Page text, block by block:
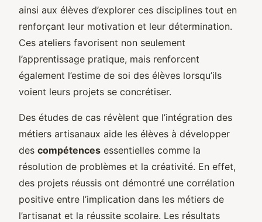
ainsi aux élèves d’explorer ces disciplines tout en
renforçant leur motivation et leur détermination.
Ces ateliers favorisent non seulement
l’apprentissage pratique, mais renforcent
également l’estime de soi des élèves lorsqu’ils
voient leurs projets se concrétiser.
Des études de cas révèlent que l’intégration des
métiers artisanaux aide les élèves à développer
des compétences essentielles comme la
résolution de problèmes et la créativité. En effet,
des projets réussis ont démontré une corrélation
positive entre l’implication dans les métiers de
l’artisanat et la réussite scolaire. Les résultats